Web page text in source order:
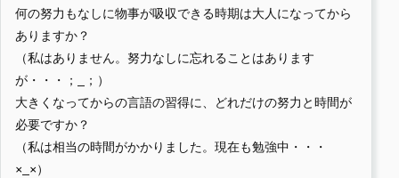
何の努力もなしに物事が吸収できる時期は大人になってから
ありますか？
（私はありません。努力なしに忘れることはあります
が・・・；_；）
大きくなってからの言語の習得に、どれだけの努力と時間が
必要ですか？
（私は相当の時間がかかりました。現在も勉強中・・・
×_×）